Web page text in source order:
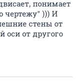
понимает
чертежу" ))) И
стены от
оси от другого